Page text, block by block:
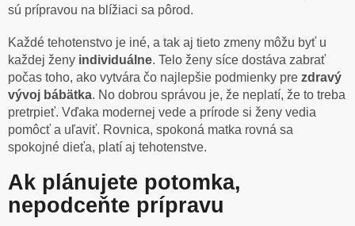
sú prípravou na blížiaci sa pôrod.
Každé tehotenstvo je iné, a tak aj tieto zmeny môžu byť u
každej ženy individuálne. Telo ženy síce dostáva zabrať
počas toho, ako vytvára čo najlepšie podmienky pre zdravý
vývoj bábätka. No dobrou správou je, že neplatí, že to treba
pretrpieť. Vďaka modernej vede a prírode si ženy vedia
pomôcť a uľaviť. Rovnica, spokoná matka rovná sa
spokojné dieťa, platí aj tehotenstve.
Ak plánujete potomka,
nepodceňte prípravu